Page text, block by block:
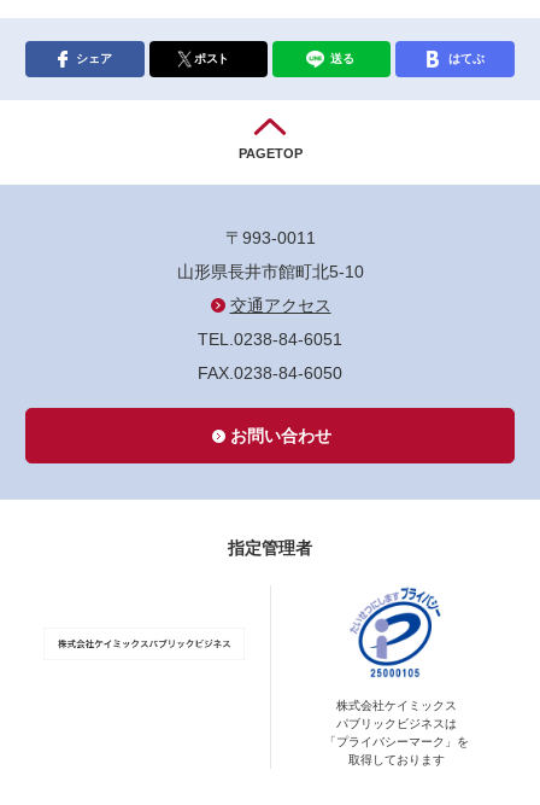
シェア ポスト 送る はてぶ
PAGETOP
〒993-0011
山形県長井市館町北5-10
交通アクセス
TEL.0238-84-6051
FAX.0238-84-6050
お問い合わせ
指定管理者
株式会社ケイミックス
パブリックビジネスは
「プライバシーマーク」を
取得しております